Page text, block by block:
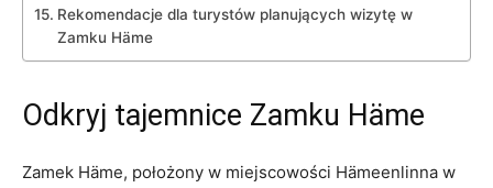
Rekomendacje ​dla turystów planujących wizytę w
Zamku ⁢Häme
Odkryj⁤ tajemnice Zamku Häme
Zamek Häme, położony w ⁢miejscowości⁢ Hämeenlinna w